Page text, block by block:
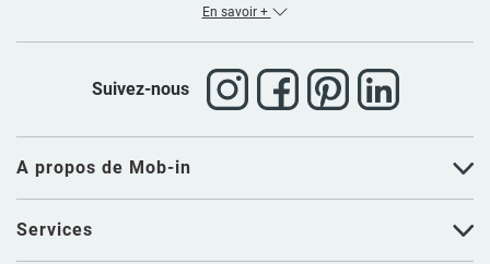
A propos de Mob-in
Services
En savoir +
Suivez-nous